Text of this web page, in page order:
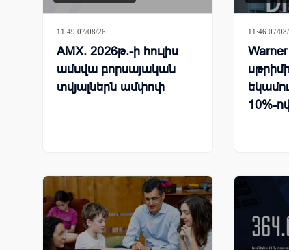
11:49 07/08/26
AMX. 2026թ.-ի հուլիս
ամսվա բորսայական
տվյալներն ամփոփ
11:46 07/
10%-